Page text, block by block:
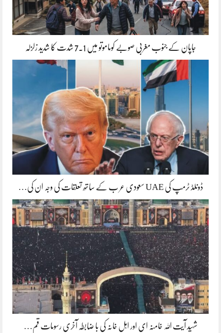
جاپان کے جنوب مغربی صوبے کوماموتو میں 7.1 شدت کا شدید زلزلہ
ڈونلڈ ٹرمپ کی UAE سعودی عر ب کے ساتھ تعلقات کی وجہ ان کی…
شہید آیت اللہ خامنہ ای اور اہل خانہ کی با ضابطہ آخری رسومات قم…